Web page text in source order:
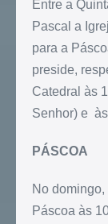
Entre a
Pascal a
para a
preside,
Catedral às
Senhor) e
PÁSCOA
No
Páscoa às